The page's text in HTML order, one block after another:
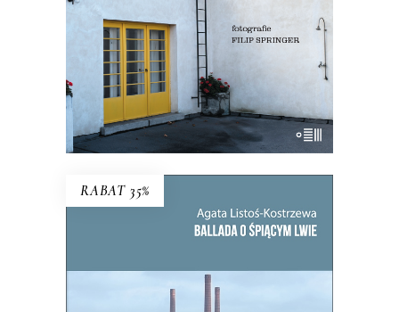
E-BOOK DO KOSZYKA
KSIĄŻKA DO KOSZYKA
RABAT 35%
BALLADA O ŚPIĄCYM LWIE